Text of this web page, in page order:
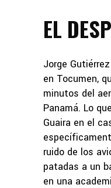
EL
Jorge
en Tocumen,
minutos del
Panamá. Lo
Guaira en el
ruido de los
patadas a un
en una